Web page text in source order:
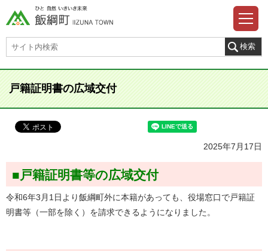
戸籍証明書の広域交付
2025年7月17日
■戸籍証明書等の広域交付
令和6年3月1日より飯綱町外に本籍があっても、役場窓口で戸籍証
明書等（一部を除く）を請求できるようになりました。